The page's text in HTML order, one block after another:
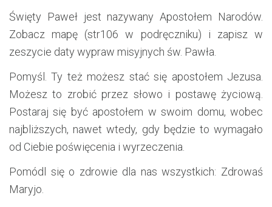
Święty Paweł jest nazywany Apostołem Narodów.
Zobacz mapę (str106 w podręczniku) i zapisz w
zeszycie daty wypraw misyjnych św. Pawła.
Pomyśl. Ty też możesz stać się apostołem Jezusa.
Możesz to zrobić przez słowo i postawę życiową.
Postaraj się być apostołem w swoim domu, wobec
najbliższych, nawet wtedy, gdy będzie to wymagało
od Ciebie poświęcenia i wyrzeczenia.
Pomódl się o zdrowie dla nas wszystkich: Zdrowaś
Maryjo.